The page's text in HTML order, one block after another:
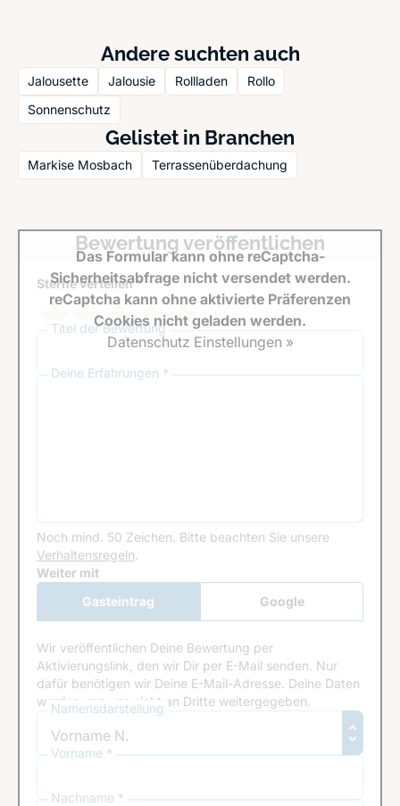
Andere suchten auch
Jalousette Jalousie Rollladen
Rollo
Sonnenschutz
Gelistet in Branchen
Markise Mosbach Terrassenüberdachung
Bewertung veröffentlichen
Sterne verteilen *
Titel der Bewertung
Deine Erfahrungen *
Noch mind. 50 Zeichen. Bitte beachten Sie unsere
Verhaltensregeln.
Google Recaptcha
Weiter mit
Gasteintrag
Google
Anmeldung
Wir veröffentlichen Deine Bewertung per
Aktivierungslink, den wir Dir per E-Mail senden. Nur
dafür benötigen wir Deine E-Mail-Adresse. Deine Daten
werden von uns nicht an Dritte weitergegeben.
Namensdarstellung
Vorname *
Nachname *
Das Formular kann ohne reCaptcha-
Sicherheitsabfrage nicht versendet werden.
reCaptcha kann ohne aktivierte Präferenzen
Cookies nicht geladen werden.
Datenschutz Einstellungen »